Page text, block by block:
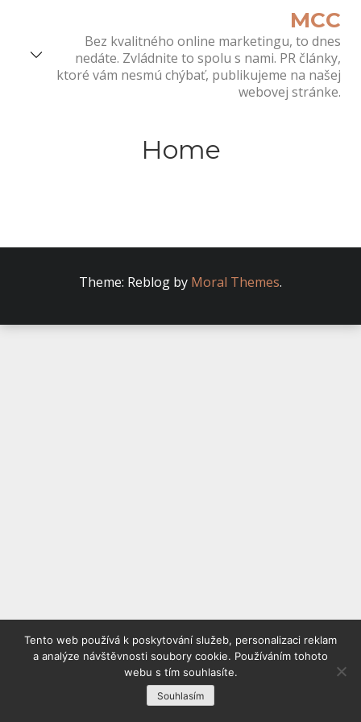
content
MCC
Bez kvalitného online marketingu, to dnes
nedáte. Zvládnite to spolu s nami. PR články,
ktoré vám nesmú chýbať, publikujeme na našej
webovej stránke.
Home
Theme: Reblog by Moral Themes.
Tento web používá k poskytování služeb, personalizaci reklam
a analýze návštěvnosti soubory cookie. Používáním tohoto
webu s tím souhlasíte.
Souhlasím